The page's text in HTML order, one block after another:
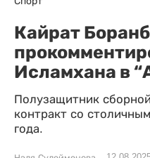
Кайрат
Исламхана в
Полузащитник
контракт со
года.